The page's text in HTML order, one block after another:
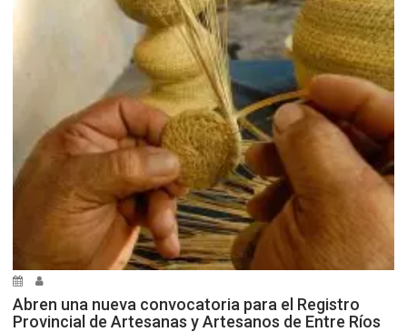
Abren una nueva convocatoria para el Registro
Provincial de Artesanas y Artesanos de Entre Ríos